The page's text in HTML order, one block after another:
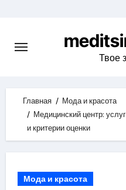
content
Твое
Главная
Мода и красота
Медицинский центр:
и критерии оценки
Мода и красота